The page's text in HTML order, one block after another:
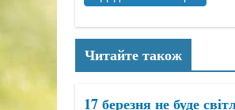
Читайте також
17 березня не буде